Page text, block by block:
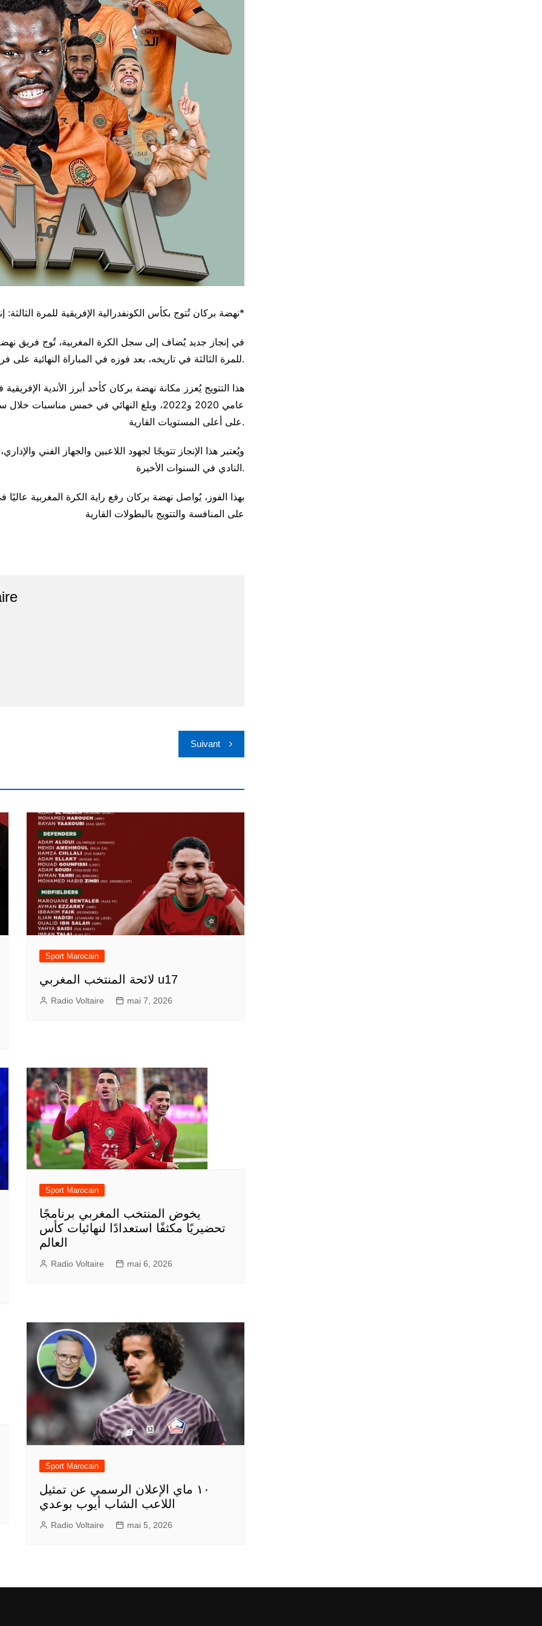
*نهضة بركان تُتوج بكأس الكونفدرالية الإفريقية للمرة الثالثة: إنجاز تاريخي يُعزز مكانة الكرة المغربية*
في إنجاز جديد يُضاف إلى سجل الكرة المغربية، تُوج فريق
للمرة الثالثة في تاريخه، بعد فوزه في المباراة النهائية على فريق سيمبا التنزاني.
هذا التتويج يُعزز مكانة نهضة بركان كأحد أبرز الأندية
عامي 2020 و2022، وبلغ النهائي في خمس
على أعلى المستويات القارية.
ويُعتبر هذا الإنجاز تتويجًا لجهود اللاعبين والجهاز الفني
النادي في السنوات الأخيرة.
بهذا الفوز، يُواصل نهضة بركان رفع راية الكرة المغربية عاليًا
على المنافسة والتتويج بالبطولات القارية
Suivant
Sport Marocain
لائحة المنتخب المغربي u17
Radio Voltaire mai 7, 2026
Sport Marocain
يخوض المنتخب المغربي برنامجًا
تحضيريًا مكثفًا استعدادًا لنهائيات كأس
العالم
Radio Voltaire mai 6, 2026
Sport Marocain
١٠ ماي الإعلان الرسمي عن تمثيل
اللاعب الشاب أيوب بوعدي
Radio Voltaire mai 5, 2026